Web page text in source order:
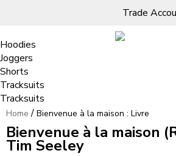
Trade
Living Room
Sofas & Chairs
Cornar Sofas
Sofas
TV Units & Stands
Bedroom
Chest of Drawers
3 Drawer Chest
4 Drawer Chest
5 Drawer Chest
6 Drawer Chest
Dressing Tables Stools
Dressing Tables
Dressing Stools
Wholesale Mattresses
Mirrors
Free Standing Mirrors
Dining Room
Clothing
Hoodies
Joggers
Shorts
Tracksuits
Tracksuits
Bienvenue à la maison :
Home / Bienvenue à la maison : Livre
Bienvenue à la maison
Tim Seeley